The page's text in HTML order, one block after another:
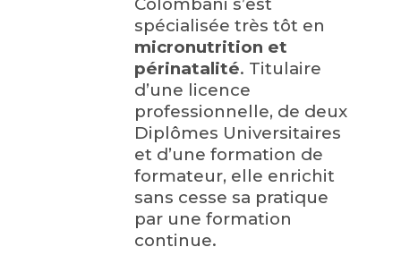
spécialisée très tôt en
micronutrition et
périnatalité. Titulaire
d’une licence
professionnelle, de deux
Diplômes Universitaires
et d’une formation de
formateur, elle enrichit
sans cesse sa pratique
par une formation
continue.